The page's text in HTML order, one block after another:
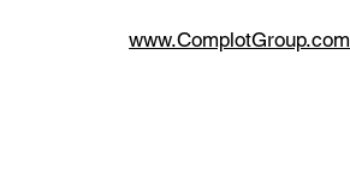
www.ComplotGroup.com